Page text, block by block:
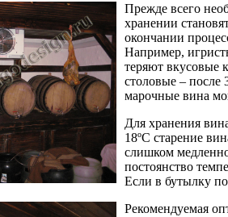
Прежде всего
хранении
окончании
Например,
теряют вкусовые
столовые – после
марочные вина
Для хранения
18ºС старение
слишком
постоянство
Если в бутылку
Рекомендуемая